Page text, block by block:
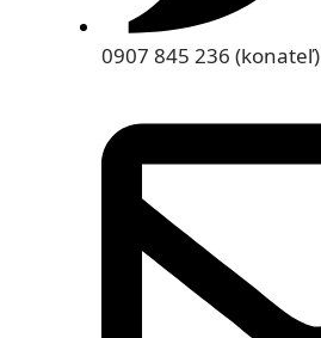
0907 845 236 (konateľ)